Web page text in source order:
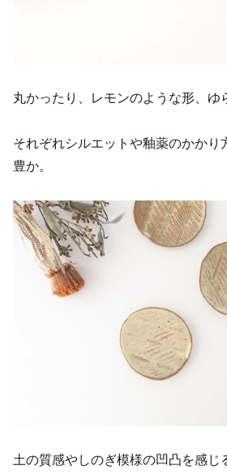
丸かったり、レモンのような形、ゆ
それぞれシルエットや釉薬のかかり
豊か。
土の質感やしのぎ模様の凹凸を感じ